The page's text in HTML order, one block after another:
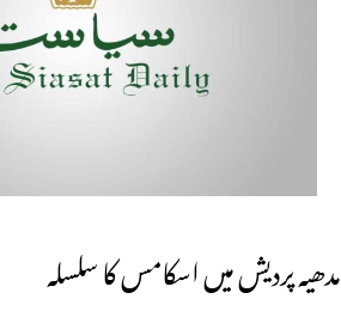
مدھیہ پردیش میں اسکامس کا سلسلہ